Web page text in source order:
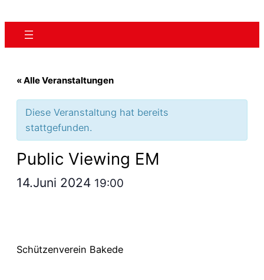
« Alle Veranstaltungen
Diese Veranstaltung hat bereits
stattgefunden.
Public Viewing EM
14.Juni 2024 19:00
Schützenverein Bakede